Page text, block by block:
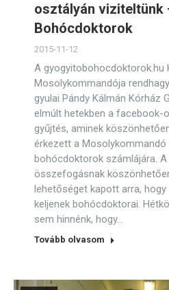
osztályán viziteltünk
Bohócdoktorok
2015-11-12
A gyogyitobohocdoktorok.hu
Mosolykommandója
gyulai Pándy Kálmán Kórház
elmúlt hetekben a facebook-
gyűjtés, aminek
érkezett a
bohócdoktorok számlájára.
összefogásnak
lehetőséget kapott arra,
keljenek bohócdoktorai.
sem hinnénk, hogy…
Tovább olvasom